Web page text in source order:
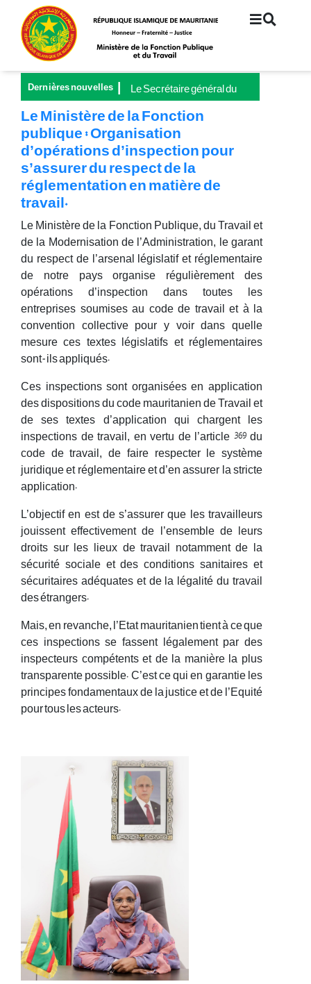
contenu
principal
Dernières nouvelles
Le Secrétaire général du
Ministère de la Fonction
publique et du Travail
préside le lancement de la
Grande Campagne
nationale pour la
couverture universelle de
Le Ministère de la Fonction
publique : Organisation
d’opérations d’inspection pour
s’assurer du respect de la
réglementation en matière de
travail.
Le Ministère de la Fonction Publique, du Travail et
de la Modernisation de l’Administration, le garant
du respect de l’arsenal législatif et réglementaire
de notre pays organise régulièrement des
opérations d’inspection dans toutes les
entreprises soumises au code de travail et à la
convention collective pour y voir dans quelle
mesure ces textes législatifs et réglementaires
sont-ils appliqués.
Ces inspections sont organisées en application
des dispositions du code mauritanien de Travail et
de ses textes d’application qui chargent les
inspections de travail, en vertu de l’article 369 du
code de travail, de faire respecter le système
juridique et réglementaire et d’en assurer la stricte
application.
L’objectif en est de s’assurer que les travailleurs
jouissent effectivement de l’ensemble de leurs
droits sur les lieux de travail notamment de la
sécurité sociale et des conditions sanitaires et
sécuritaires adéquates et de la légalité du travail
des étrangers.
Mais, en revanche, l’Etat mauritanien tient à ce que
ces inspections se fassent légalement par des
inspecteurs compétents et de la manière la plus
transparente possible. C’est ce qui en garantie les
principes fondamentaux de la justice et de l’Equité
pour tous les acteurs.